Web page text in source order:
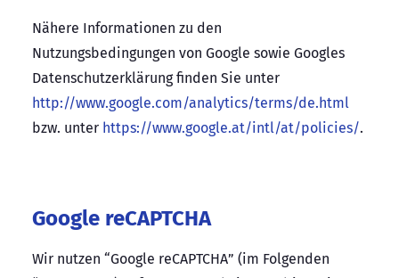
Nähere Informationen zu den
Nutzungsbedingungen von Google sowie Googles
Datenschutzerklärung finden Sie unter
http://www.google.com/analytics/terms/de.html
bzw. unter https://www.google.at/intl/at/policies/.
Google reCAPTCHA
Wir nutzen “Google reCAPTCHA” (im Folgenden